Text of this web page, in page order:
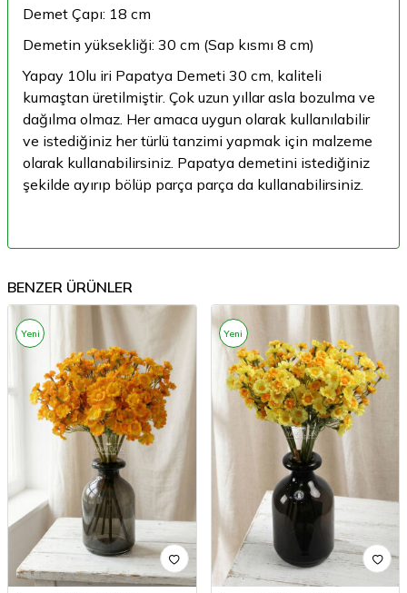
Demet Çapı: 18 cm
Demetin yüksekliği: 30 cm (Sap kısmı 8 cm)
Yapay 10lu iri Papatya Demeti 30 cm, kaliteli
kumaştan üretilmiştir. Çok uzun yıllar asla bozulma ve
dağılma olmaz. Her amaca uygun olarak kullanılabilir
ve istediğiniz her türlü tanzimi yapmak için malzeme
olarak kullanabilirsiniz. Papatya demetini istediğiniz
şekilde ayırıp bölüp parça parça da kullanabilirsiniz.
BENZER ÜRÜNLER
Yeni Yeni